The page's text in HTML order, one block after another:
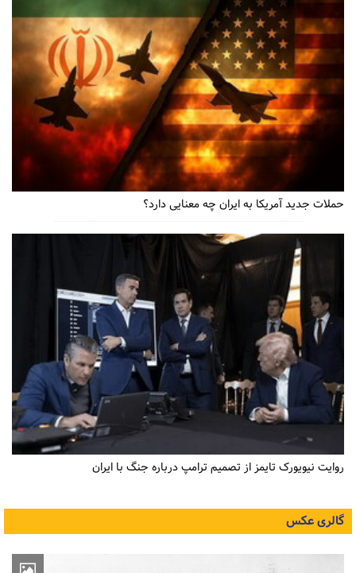
حملات جدید آمریکا به ایران چه معنایی دارد؟
روایت نیویورک تایمز از تصمیم ترامپ درباره جنگ با ایران
گالری عکس